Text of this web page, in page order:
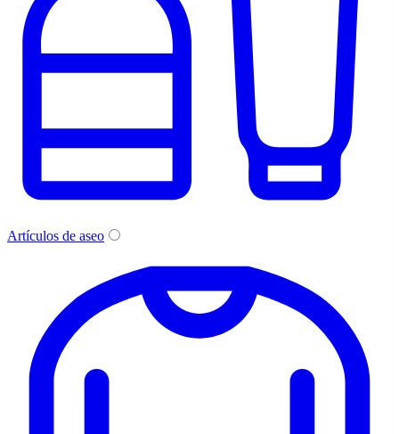
Artículos de aseo